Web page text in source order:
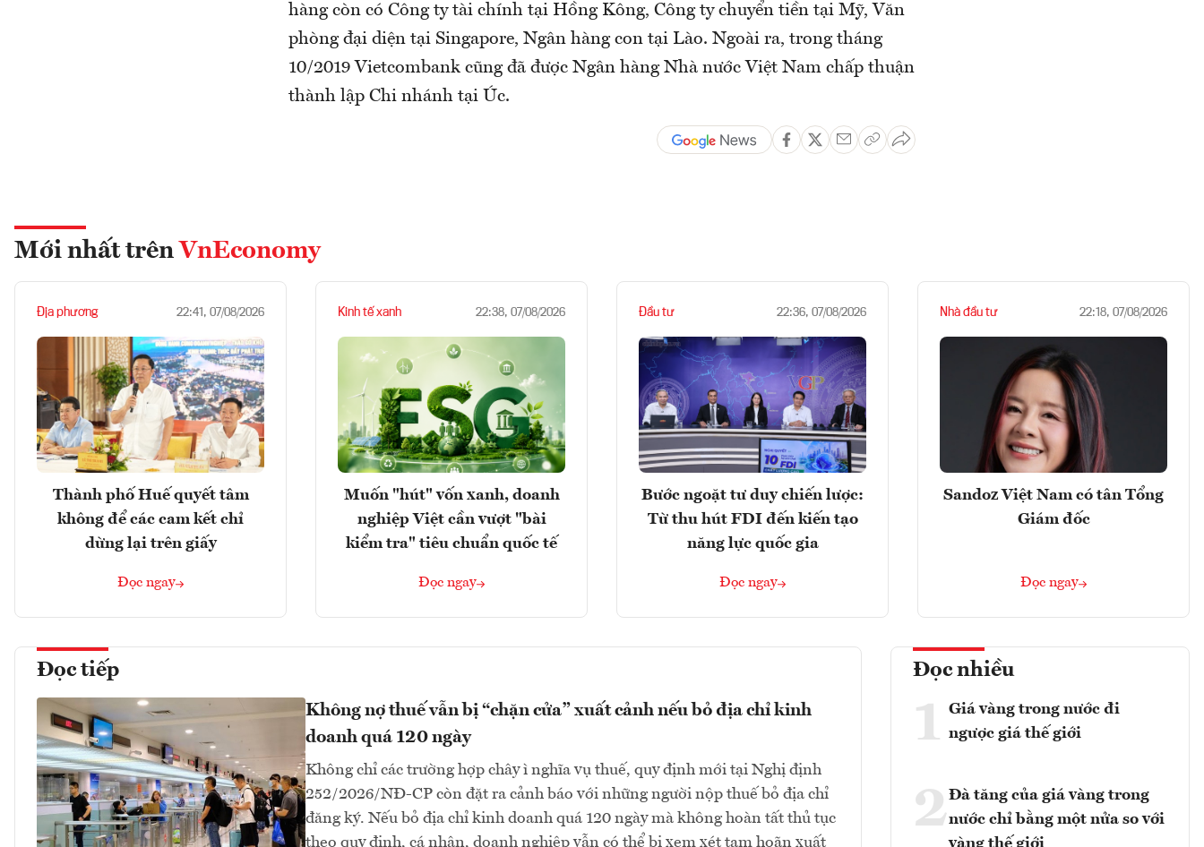
hàng còn có Công ty tài chính tại Hồng Kông, Công ty chuyển tiền tại Mỹ, Văn
phòng đại diện tại Singapore, Ngân hàng con tại Lào. Ngoài ra, trong tháng
10/2019 Vietcombank cũng đã được Ngân hàng Nhà nước Việt Nam chấp thuận
thành lập Chi nhánh tại Úc.
Mới nhất trên VnEconomy
Địa phương 22:41, 07/08/2026
Thành phố Huế quyết tâm
không để các cam kết chỉ
dừng lại trên giấy
Đọc ngay
Kinh tế xanh 22:38, 07/08/2026
Muốn "hút" vốn xanh, doanh
nghiệp Việt cần vượt "bài
kiểm tra" tiêu chuẩn quốc tế
Đọc ngay
Đầu tư 22:36, 07/08/2026
Bước ngoặt tư duy chiến lược:
Từ thu hút FDI đến kiến tạo
năng lực quốc gia
Đọc ngay
Nhà đầu tư 22:18, 07/08/2026
Sandoz Việt Nam có tân Tổng
Giám đốc
Đọc ngay
Đọc tiếp
Không nợ thuế vẫn bị “chặn cửa” xuất cảnh nếu bỏ địa chỉ kinh
doanh quá 120 ngày
Không chỉ các trường hợp chây ì nghĩa vụ thuế, quy định mới tại Nghị định
252/2026/NĐ-CP còn đặt ra cảnh báo với những người nộp thuế bỏ địa chỉ
đăng ký. Nếu bỏ địa chỉ kinh doanh quá 120 ngày mà không hoàn tất thủ tục
theo quy định, cá nhân, doanh nghiệp vẫn có thể bị xem xét tạm hoãn xuất
Đọc nhiều
1 Giá vàng trong nước đi
ngược giá thế giới
2Đà tăng của giá vàng trong
nước chỉ bằng một nửa so với
vàng thế giới